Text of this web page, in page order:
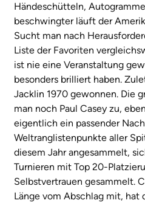
Händeschütteln,
beschwingter läuft der
Sucht man nach
Liste der Favoriten
ist nie eine Veranstaltung
besonders brilliert haben.
Jacklin 1970 gewonnen. Die
man noch Paul Casey zu,
eigentlich ein passender
Weltranglistenpunkte aller
diesem Jahr angesammelt,
Turnieren mit Top 20-
Selbstvertrauen gesammelt.
Länge vom Abschlag mit, hat